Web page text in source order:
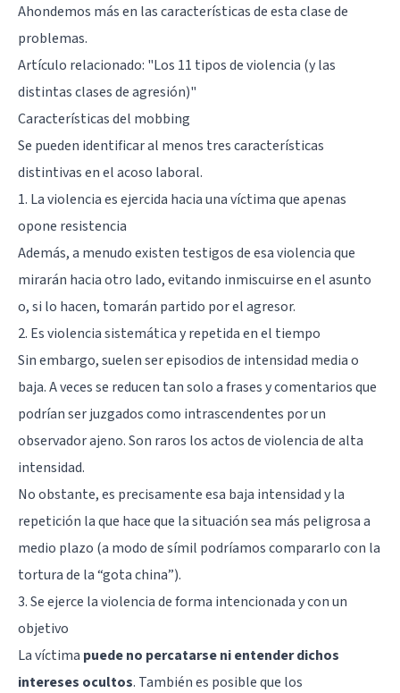
Ahondemos más en las características de esta clase de
problemas.
Artículo relacionado: "Los 11 tipos de violencia (y las
distintas clases de agresión)"
Características del mobbing
Se pueden identificar al menos tres características
distintivas en el acoso laboral.
1. La violencia es ejercida hacia una víctima que apenas
opone resistencia
Además, a menudo existen testigos de esa violencia que
mirarán hacia otro lado, evitando inmiscuirse en el asunto
o, si lo hacen, tomarán partido por el agresor.
2. Es violencia sistemática y repetida en el tiempo
Sin embargo, suelen ser episodios de intensidad media o
baja. A veces se reducen tan solo a frases y comentarios que
podrían ser juzgados como intrascendentes por un
observador ajeno. Son raros los actos de violencia de alta
intensidad.
No obstante, es precisamente esa baja intensidad y la
repetición la que hace que la situación sea más peligrosa a
medio plazo (a modo de símil podríamos compararlo con la
tortura de la “gota china”).
3. Se ejerce la violencia de forma intencionada y con un
objetivo
La víctima puede no percatarse ni entender dichos
intereses ocultos. También es posible que los